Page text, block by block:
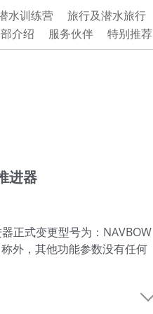
水训练营 旅行及潜水旅行
介绍 服务伙伴 特别推荐
进器
正式变更型号为：NAVBOW
外，其他功能参数没有任何